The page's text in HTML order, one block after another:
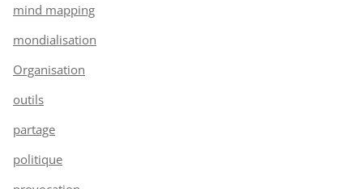
mind mapping
mondialisation
Organisation
outils
partage
politique